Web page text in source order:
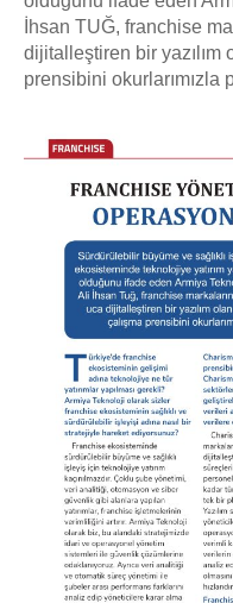
İhsan TUĞ, franchise
dijitalleştiren bir yazılım
prensibini okurlarımızla